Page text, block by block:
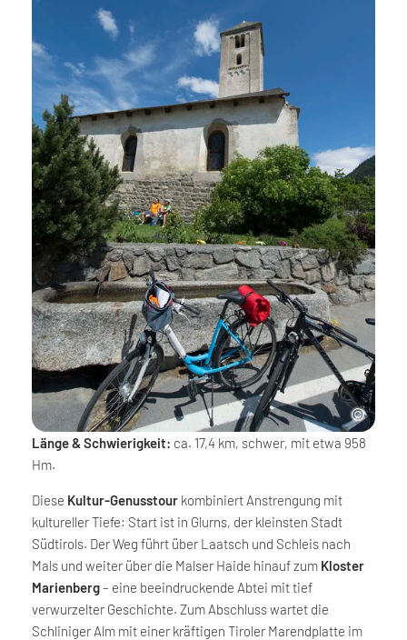
Länge & Schwierigkeit: ca. 17,4 km, schwer, mit etwa 958
Hm.
Diese Kultur-Genusstour kombiniert Anstrengung mit
kultureller Tiefe: Start ist in Glurns, der kleinsten Stadt
Südtirols. Der Weg führt über Laatsch und Schleis nach
Mals und weiter über die Malser Haide hinauf zum Kloster
Marienberg– eine beeindruckende Abtei mit tief
verwurzelter Geschichte. Zum Abschluss wartet die
Schliniger Alm mit einer kräftigen Tiroler Marendplatte im